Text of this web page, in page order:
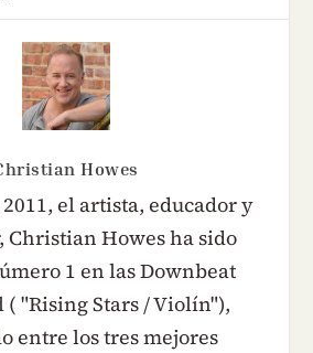
Howes
el artista, educador y
Christian Howes ha sido
1 en las Downbeat
( "Rising Stars / Violín"),
entre los tres mejores